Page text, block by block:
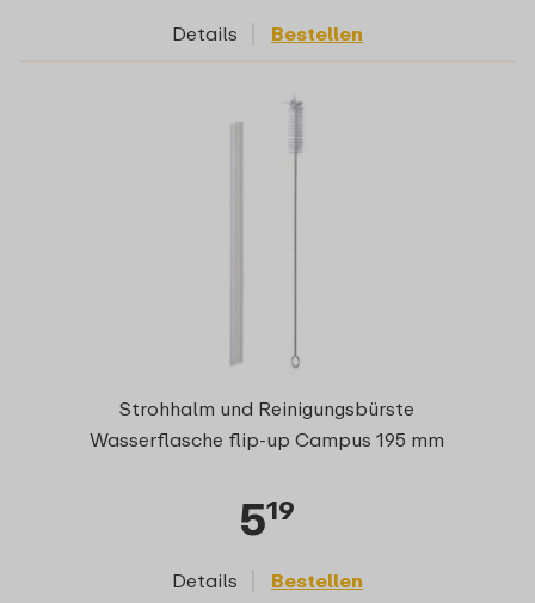
Details Bestellen
Strohhalm und Reinigungsbürste
Wasserflasche flip-up Campus 195 mm
519
Details Bestellen